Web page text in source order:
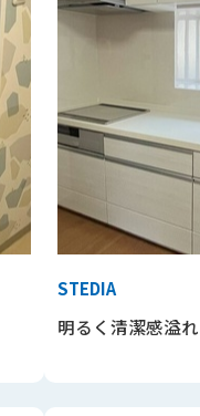
STEDIA
明るく清潔感溢